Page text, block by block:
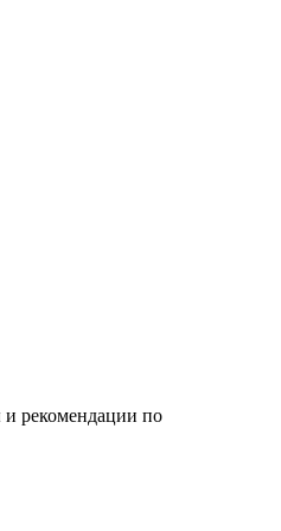
и рекомендации по